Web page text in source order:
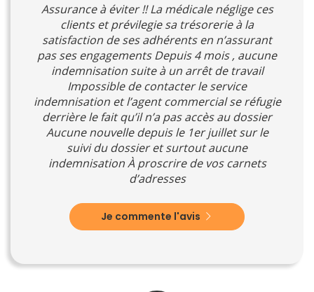
Assurance à éviter !! La médicale néglige ces
clients et prévilegie sa trésorerie à la
satisfaction de ses adhérents en n’assurant
pas ses engagements Depuis 4 mois , aucune
indemnisation suite à un arrêt de travail
Impossible de contacter le service
indemnisation et l’agent commercial se réfugie
derrière le fait qu’il n’a pas accès au dossier
Aucune nouvelle depuis le 1er juillet sur le
suivi du dossier et surtout aucune
indemnisation À proscrire de vos carnets
d’adresses
Je commente l'avis